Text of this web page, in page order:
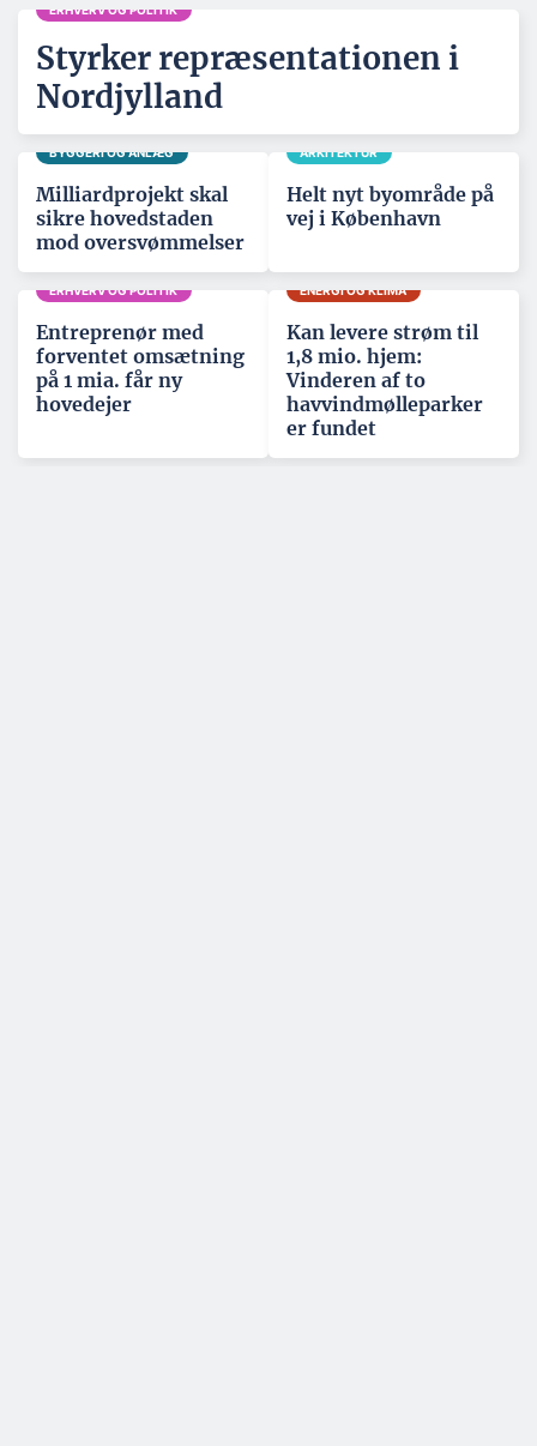
ERHVERV OG POLITIK
Styrker repræsentationen i
Nordjylland
BYGGERI OG ANLÆG
Milliardprojekt skal
sikre hovedstaden
mod oversvømmelser
ARKITEKTUR
Helt nyt byområde på
vej i København
ERHVERV OG POLITIK
Entreprenør med
forventet omsætning
på 1 mia. får ny
hovedejer
ENERGI OG KLIMA
Kan levere strøm til
1,8 mio. hjem:
Vinderen af to
havvindmølleparker
er fundet